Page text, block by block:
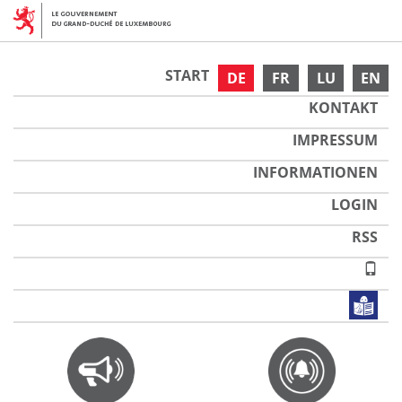
DE FR LU EN
START
KONTAKT
IMPRESSUM
INFORMATIONEN
LOGIN
RSS